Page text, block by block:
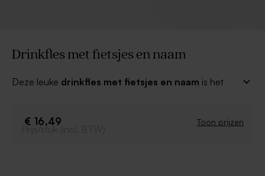
Drinkfles met fietsjes en naam
Deze leuke drinkfles met fietsjes en naam is het
drinkfles wordt geleverd met twee verschillende
€ 16,49 Toon prijzen
Prijs/stuk (incl. BTW)